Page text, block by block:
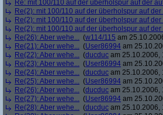
Re: mit 100/110 auf der überholspur auf der
Re(2): mit 100/110 auf der überholspur auf
Re(2): mit 100/110 auf der überholspur auf
Re(2): mit 100/110 auf der überholspur auf
Re(26): Aber wehe... (w114/115 am
Re(21): Aber wehe... (User86994 am
Re(22): Aber wehe... (ducduc am 25.10.2006,
Re(23): Aber wehe... (User86994 am
Re(24): Aber wehe... (ducduc am 25.10.2006,
Re(25): Aber wehe... (User86994 am
Re(26): Aber wehe... (ducduc am 25.10.2006,
Re(27): Aber wehe... (User86994 am
Re(28): Aber wehe... (ducduc am 25.10.2006,